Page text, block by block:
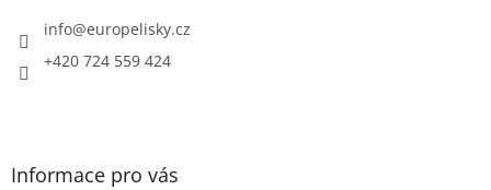
info@europelisky.cz
+420 724 559 424
Informace pro vás